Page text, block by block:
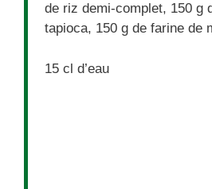
de riz demi-complet, 150 g
tapioca, 150 g de farine de
15 cl d’eau